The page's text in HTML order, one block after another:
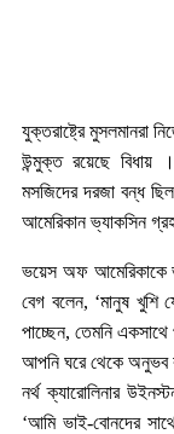
যুক্তরাষ্ট্রে মুসলমানরা
উন্মুক্ত রয়েছে বিধায়
মসজিদের দরজা বন্ধ
আমেরিকান ভ্যাকসিন
ভয়েস অফ আমেরিকাকে
বেগ বলেন, ‘মানুষ
পাচ্ছেন, তেমনি
আপনি ঘরে থেকে অনুভব
নর্থ ক্যারোলিনার
‘আমি ভাই-বোনদের